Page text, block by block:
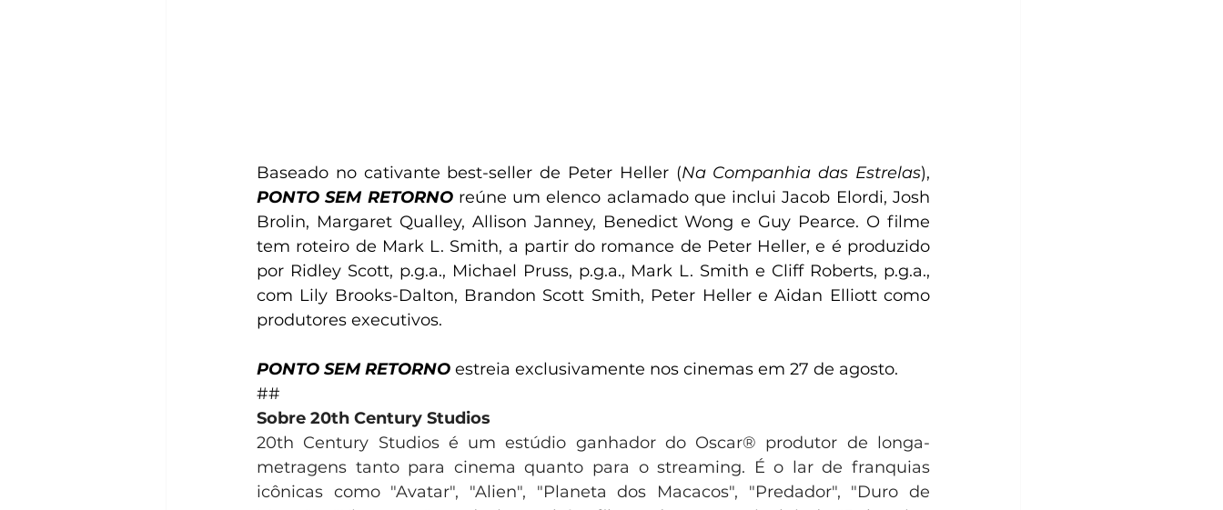
Baseado no cativante best-seller de Peter Heller (Na Companhia das Estrelas
PONTO SEM RETORNO reúne um elenco aclamado que inclui Jacob Elordi, Josh
Brolin, Margaret Qualley, Allison Janney, Benedict Wong e Guy Pearce. O filme
tem roteiro de Mark L. Smith, a partir do romance de Peter Heller, e é produzido
por Ridley Scott, p.g.a., Michael Pruss, p.g.a., Mark L. Smith e Cliff Roberts, p.g.a.,
com Lily Brooks-Dalton, Brandon Scott Smith, Peter Heller e Aidan Elliott como
produtores executivos.
PONTO SEM RETORNO estreia exclusivamente nos cinemas em 27 de agosto.
##
Sobre 20th Century Studios
20th Century Studios é um estúdio ganhador do Oscar® produtor de longa-
metragens tanto para cinema quanto para o streaming. É o lar de franquias
icônicas como "Avatar", "Alien", "Planeta dos Macacos", "Predador", "Duro de